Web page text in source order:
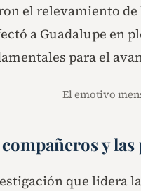
el relevamiento de
a Guadalupe en
para el
El emotivo
y
que lidera